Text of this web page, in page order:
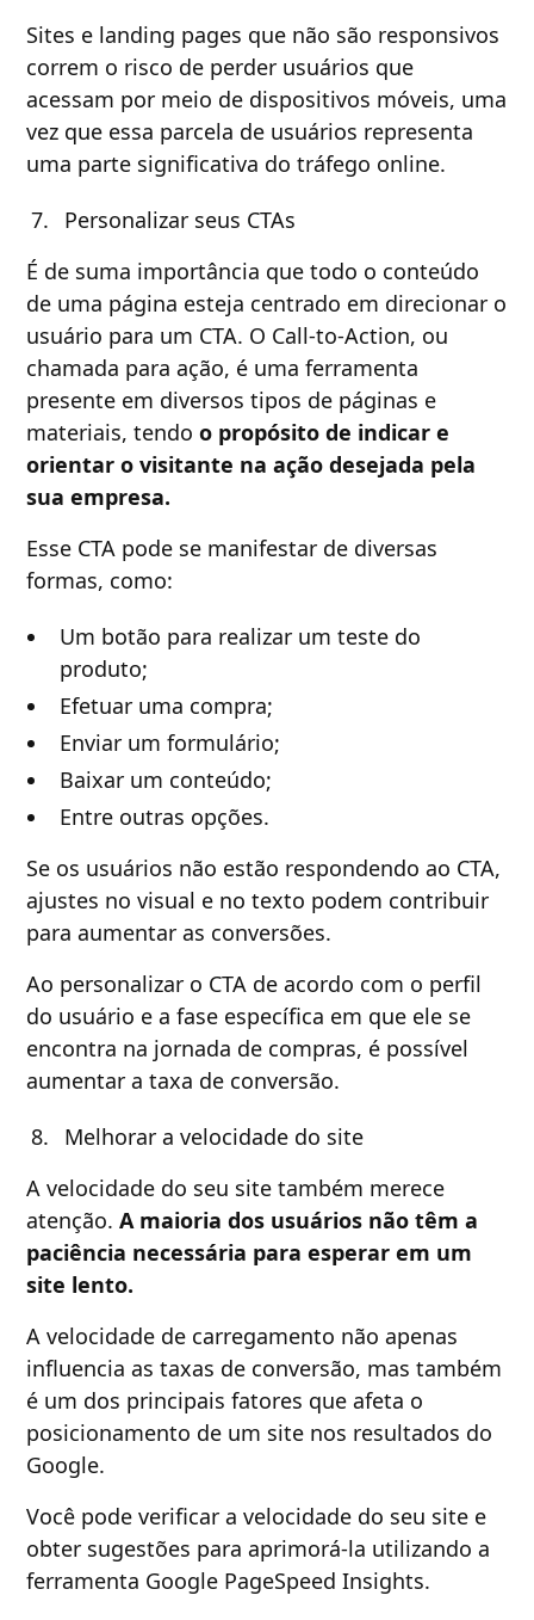
Sites e landing pages que não são responsivos
correm o risco de perder usuários que
acessam por meio de dispositivos móveis, uma
vez que essa parcela de usuários representa
uma parte significativa do tráfego online.
Personalizar seus CTAs
É de suma importância que todo o conteúdo
de uma página esteja centrado em direcionar o
usuário para um CTA. O Call-to-Action, ou
chamada para ação, é uma ferramenta
presente em diversos tipos de páginas e
materiais, tendoo propósito de indicar e
orientar o visitante na ação desejada pela
sua empresa.
Esse CTA pode se manifestar de diversas
formas, como:
Um botão para realizar um teste do
produto;
Efetuar uma compra;
Enviar um formulário;
Baixar um conteúdo;
Entre outras opções.
Se os usuários não estão respondendo ao CTA,
ajustes no visual e no texto podem contribuir
para aumentar as conversões.
Ao personalizar o CTA de acordo com o perfil
do usuário e a fase específica em que ele se
encontra na jornada de compras, é possível
aumentar a taxa de conversão.
Melhorar a velocidade do site
A velocidade do seu site também merece
atenção.A maioria dos usuários não têm a
paciência necessária para esperar em um
site lento.
A velocidade de carregamento não apenas
influencia as taxas de conversão, mas também
é um dos principais fatores que afeta o
posicionamento de um site nos resultados do
Google.
Você pode verificar a velocidade do seu site e
obter sugestões para aprimorá-la utilizando a
ferramenta Google PageSpeed Insights.